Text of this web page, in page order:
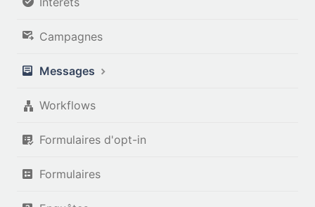
Campagnes
Messages
Workflows
Formulaires d'opt-in
Formulaires